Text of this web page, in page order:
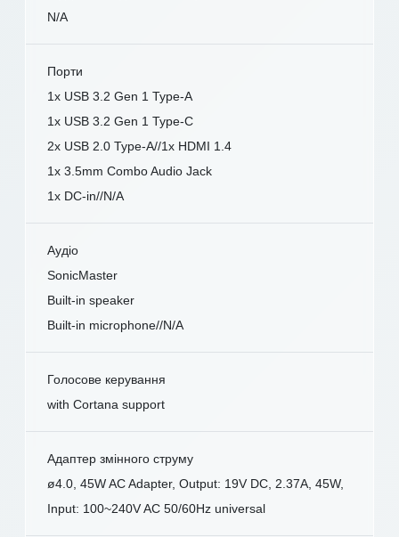
N/A
Порти
1x USB 3.2 Gen 1 Type-A
1x USB 3.2 Gen 1 Type-C
2x USB 2.0 Type-A//1x HDMI 1.4
1x 3.5mm Combo Audio Jack
1x DC-in//N/A
Аудіо
SonicMaster
Built-in speaker
Built-in microphone//N/A
Голосове керування
with Cortana support
Адаптер змінного струму
ø4.0, 45W AC Adapter, Output: 19V DC, 2.37A, 45W,
Input: 100~240V AC 50/60Hz universal